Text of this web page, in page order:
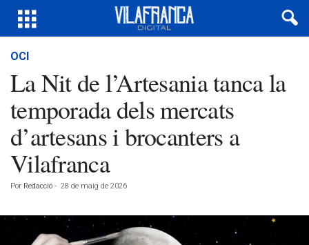
OCI
La Nit de l’Artesania tanca la
temporada dels mercats
d’artesans i brocanters a
Vilafranca
Por Redacció - 28 de maig de 2026